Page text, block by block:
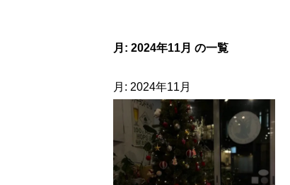
月: 2024年11月 の一覧
月: 2024年11月